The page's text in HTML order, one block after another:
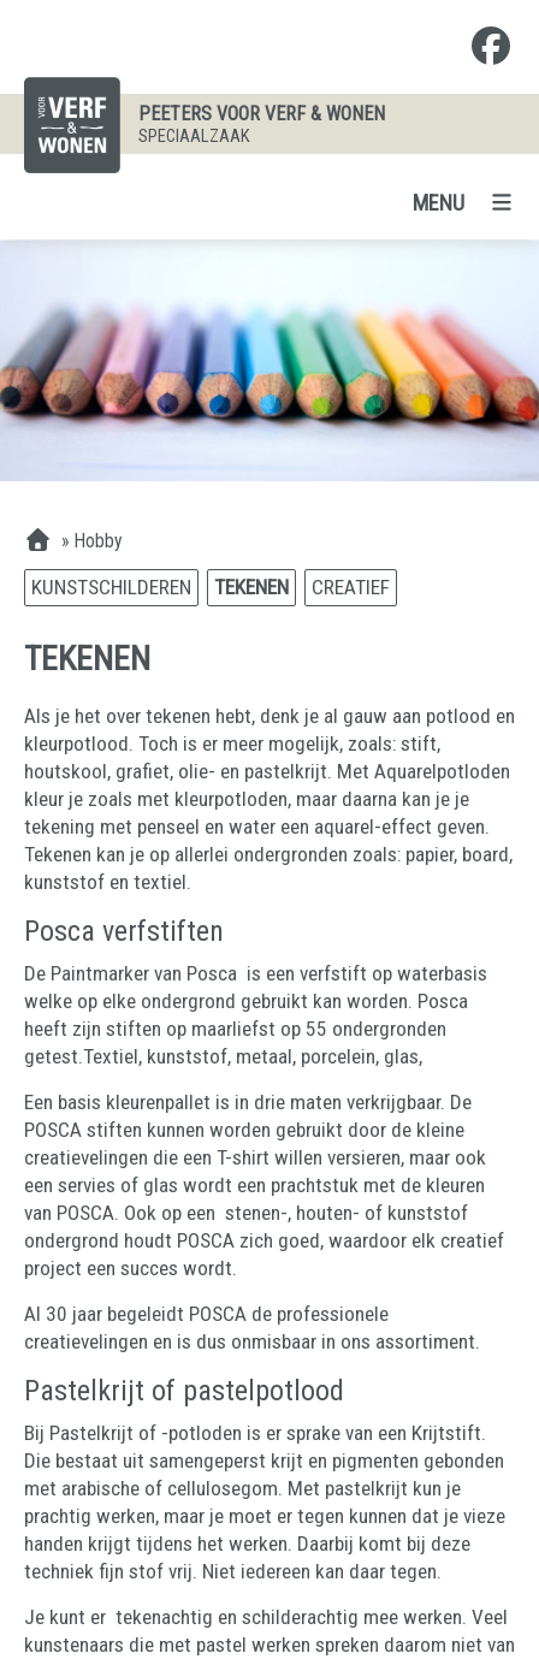
PEETERS VOOR VERF & WONEN
SPECIAALZAAK
MENU
» Hobby
KUNSTSCHILDEREN TEKENEN CREATIEF
TEKENEN
Als je het over tekenen hebt, denk je al gauw aan potlood en
kleurpotlood. Toch is er meer mogelijk, zoals: stift,
houtskool, grafiet, olie- en pastelkrijt. Met Aquarelpotloden
kleur je zoals met kleurpotloden, maar daarna kan je je
tekening met penseel en water een aquarel-effect geven.
Tekenen kan je op allerlei ondergronden zoals: papier, board,
kunststof en textiel.
Posca verfstiften
De Paintmarker van Posca is een verfstift op waterbasis
welke op elke ondergrond gebruikt kan worden. Posca
heeft zijn stiften op maarliefst op 55 ondergronden
getest.Textiel, kunststof, metaal, porcelein, glas,
Een basis kleurenpallet is in drie maten verkrijgbaar. De
POSCA stiften kunnen worden gebruikt door de kleine
creatievelingen die een T-shirt willen versieren, maar ook
een servies of glas wordt een prachtstuk met de kleuren
van POSCA. Ook op een stenen-, houten- of kunststof
ondergrond houdt POSCA zich goed, waardoor elk creatief
project een succes wordt.
Al 30 jaar begeleidt POSCA de professionele
creatievelingen en is dus onmisbaar in ons assortiment.
Pastelkrijt of pastelpotlood
Bij Pastelkrijt of -potloden is er sprake van een Krijtstift.
Die bestaat uit samengeperst krijt en pigmenten gebonden
met arabische of cellulosegom. Met pastelkrijt kun je
prachtig werken, maar je moet er tegen kunnen dat je vieze
handen krijgt tijdens het werken. Daarbij komt bij deze
techniek fijn stof vrij. Niet iedereen kan daar tegen.
Je kunt er tekenachtig en schilderachtig mee werken. Veel
kunstenaars die met pastel werken spreken daarom niet van